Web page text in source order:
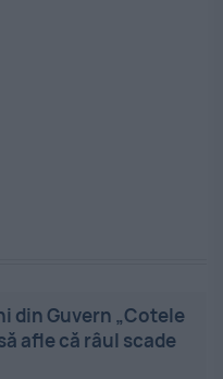
din Guvern „Cotele
afle că râul scade